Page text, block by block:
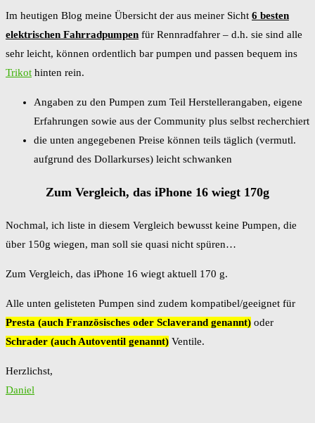
Im heutigen Blog meine Übersicht der aus meiner Sicht 6 besten
elektrischen Fahrradpumpen für Rennradfahrer – d.h. sie sind alle
sehr leicht, können ordentlich bar pumpen und passen bequem ins
Trikot hinten rein.
Angaben zu den Pumpen zum Teil Herstellerangaben, eigene
Erfahrungen sowie aus der Community plus selbst recherchiert
die unten angegebenen Preise können teils täglich (vermutl.
aufgrund des Dollarkurses) leicht schwanken
Zum Vergleich, das iPhone 16 wiegt 170g
Nochmal, ich liste in diesem Vergleich bewusst keine Pumpen, die
über 150g wiegen, man soll sie quasi nicht spüren…
Zum Vergleich, das iPhone 16 wiegt aktuell 170 g.
Alle unten gelisteten Pumpen sind zudem kompatibel/geeignet für
Presta (auch Französisches oder Sclaverand genannt) oder
Schrader (auch Autoventil genannt) Ventile.
Herzlichst,
Daniel